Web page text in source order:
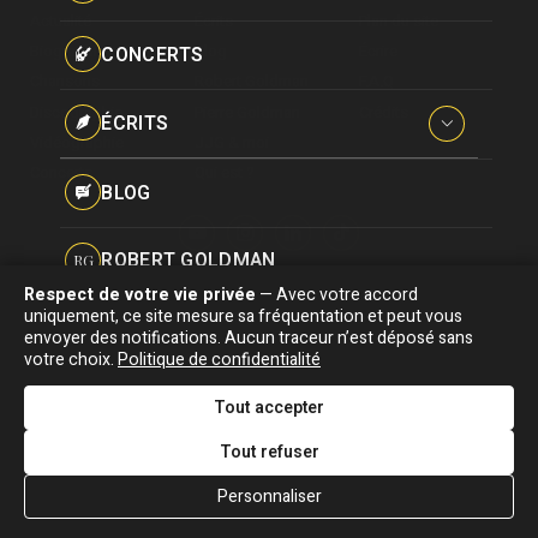
Pseudonymes
CONCERTS
ÉCRITS
Interviews
Hommages
BLOG
RG ROBERT GOLDMAN
PG PIERRE GOLDMAN
J&MJJG & MOI
Biographie
Discographie
Vidéographie
Concerts
Blog
Association "Parler d'sa vie" © Depuis 1997 - Tous droits réservés |
Signaler une erreur |Confidentialité|Gestion des cookies|Dernière
mise à jour : 05/08/2026
DESIGNED &
DEVELOPED BY
Respect de votre vie privée — Avec votre accord
uniquement, ce site mesure sa fréquentation et peut vous
envoyer des notifications. Aucun traceur n’est déposé sans
votre choix.Politique de confidentialité
Tout accepter
Tout refuser
Personnaliser